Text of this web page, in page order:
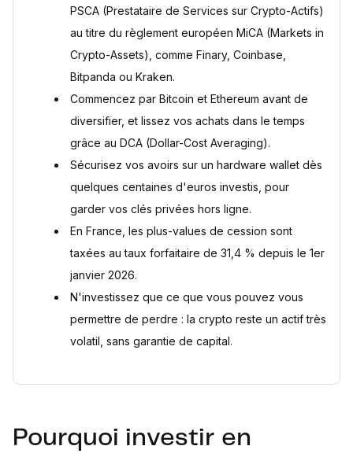
Comment débuter avec 100 euros ?
Investir en direct vs ETF crypto ?
Quelle est la meilleure crypto pour débuter ?
PSCA (Prestataire de Services sur Crypto-Actifs)
au titre du règlement européen MiCA (Markets in
Crypto-Assets), comme Finary, Coinbase,
Bitpanda ou Kraken.
Commencez par Bitcoin et Ethereum avant de
diversifier, et lissez vos achats dans le temps
grâce au DCA (Dollar-Cost Averaging).
Sécurisez vos avoirs sur un hardware wallet dès
quelques centaines d'euros investis, pour
garder vos clés privées hors ligne.
En France, les plus-values de cession sont
taxées au taux forfaitaire de 31,4 % depuis le 1er
janvier 2026.
N'investissez que ce que vous pouvez vous
permettre de perdre : la crypto reste un actif très
volatil, sans garantie de capital.
Pourquoi investir en